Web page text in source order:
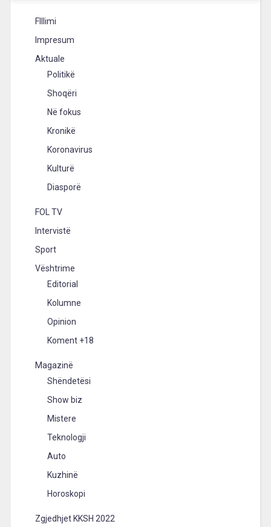
FIllimi
Impresum
Aktuale
Politikë
Shoqëri
Në fokus
Kronikë
Koronavirus
Kulturë
Diasporë
FOL TV
Intervistë
Sport
Vështrime
Editorial
Kolumne
Opinion
Koment +18
Magazinë
Shëndetësi
Show biz
Mistere
Teknologji
Auto
Kuzhinë
Horoskopi
Zgjedhjet KKSH 2022